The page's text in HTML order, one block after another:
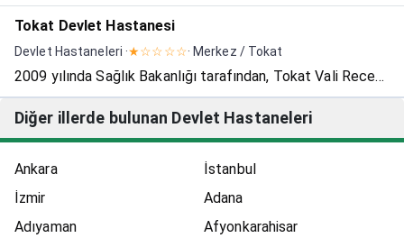
yataklı modern Devlet Hastanesi 2014 yılında hasta
kabulüne başlamıştır. Yeni Zile Devlet Hastanesi 17 bin
500 metrekare kapalı alan olmak üzere toplam 23 bin
metrekare a...
Tokat Devlet Hastanesi
Devlet Hastaneleri ·★☆☆☆☆· Merkez / Tokat
2009 yılında Sağlık Bakanlığı tarafından, Tokat Vali Recep
Yazıcıoğlu Devlet Hastanesi, ve Tokat Dr. Cevdet Aykan
Devlet Hastanesi birleştirilerek Tokat Devlet Hastanesi
Diğer illerde bulunan Devlet Hastaneleri
Ankara
İstanbul
İzmir
Adana
Adıyaman
Afyonkarahisar